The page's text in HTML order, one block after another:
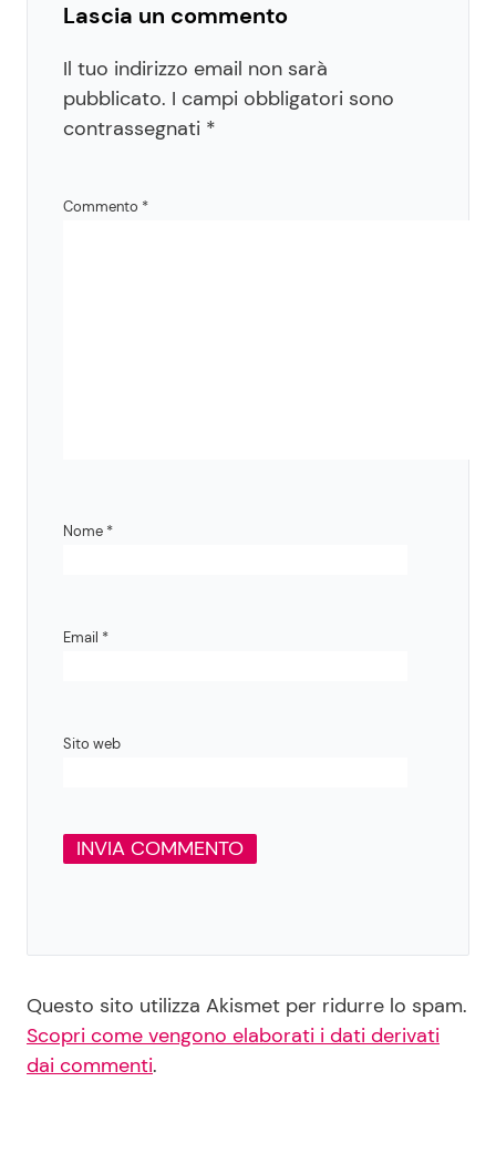
Lascia un commento
Il tuo indirizzo email non sarà
pubblicato. I campi obbligatori sono
contrassegnati *
Commento *
Nome *
Email *
Sito web
Questo sito utilizza Akismet per ridurre lo spam.
Scopri come vengono elaborati i dati derivati
dai commenti.